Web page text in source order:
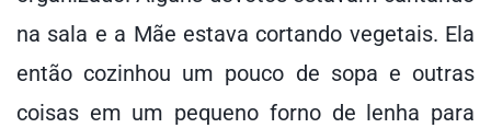
na sala e a Mãe estava cortando vegetais. Ela
então cozinhou um pouco de sopa e outras
coisas em um pequeno forno de lenha para